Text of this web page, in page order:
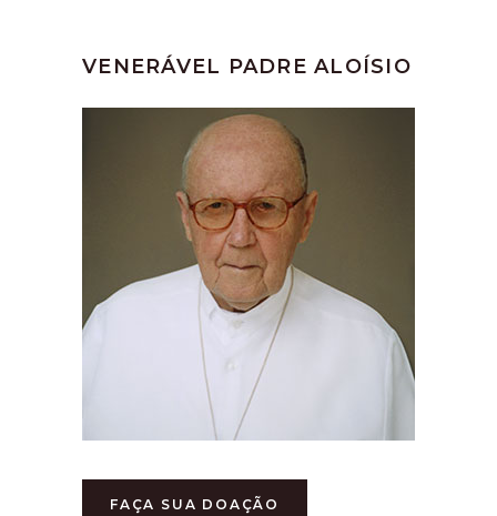
VENERÁVEL PADRE ALOÍSIO
FAÇA SUA DOAÇÃO